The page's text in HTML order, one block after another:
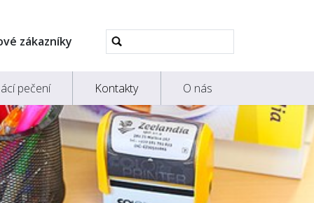
zákazníky
Pokročilé
vyhledávání...
pečení Kontakty O nás